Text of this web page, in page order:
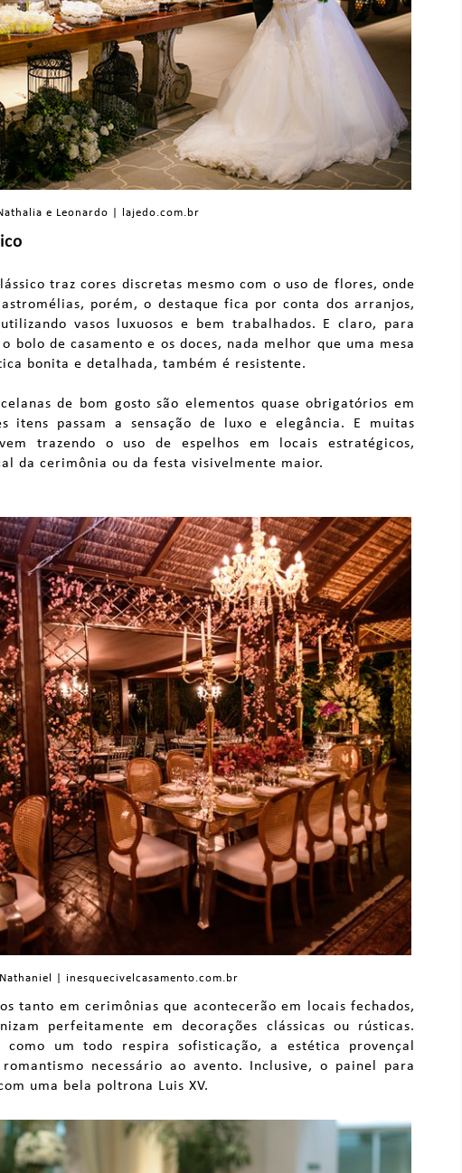
e Leonardo | lajedo.com.br
traz cores discretas mesmo com o uso de flores, onde
porém, o destaque fica por conta dos arranjos,
vasos luxuosos e bem trabalhados. E claro, para
bolo de casamento e os doces, nada melhor que uma mesa
bonita e detalhada, também é resistente.
de bom gosto são elementos quase obrigatórios em
itens passam a sensação de luxo e elegância. E muitas
trazendo o uso de espelhos em locais estratégicos,
da cerimônia ou da festa visivelmente maior.
| inesquecivelcasamento.com.br
tanto em cerimônias que acontecerão em locais fechados,
perfeitamente em decorações clássicas ou rústicas.
como um todo respira sofisticação, a estética provençal
necessário ao avento. Inclusive, o painel para
uma bela poltrona Luis XV.